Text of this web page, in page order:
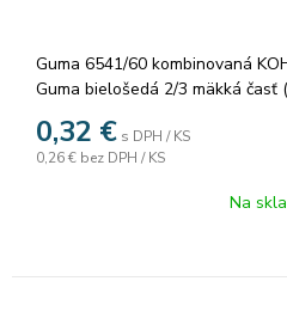
Guma 6541/60 kombinovaná
Guma bielošedá 2/3 mäkká časť
gumovanie grafitových čiar
časť( šedá) je určená na
tušu, písma písacích strojov a
0,32 € s DPH / KS
0,26 € bez DPH / KS
Na